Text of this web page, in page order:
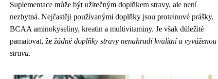
Suplementace může být užitečným doplňkem stravy, ale není
nezbytná. Nejčastěji používanými doplňky jsou proteinové prášky,
BCAA aminokyseliny, kreatin a multivitaminy. Je však důležité
pamatovat, že žádné doplňky stravy nenahradí kvalitní a vyváženou
stravu.